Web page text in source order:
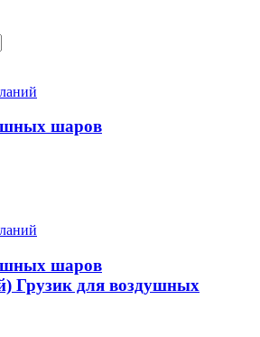
шаров
шаров
Грузик для воздушных